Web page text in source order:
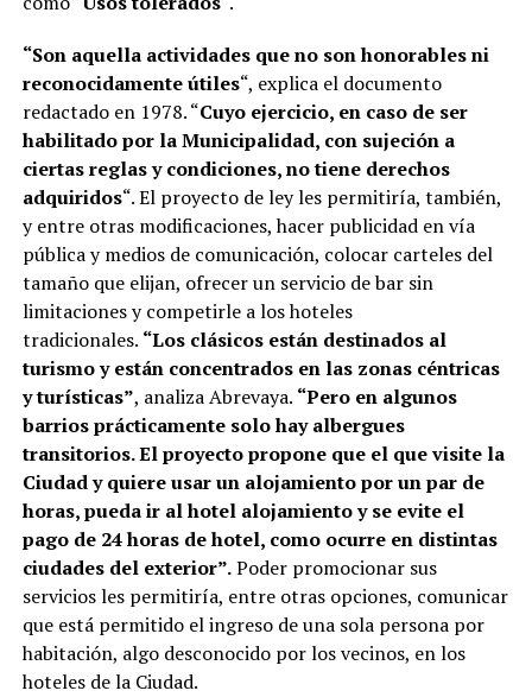
“Son aquella actividades que no son honorables ni
reconocidamente útiles“, explica el documento
redactado en 1978. “Cuyo ejercicio, en caso de ser
habilitado por la Municipalidad, con sujeción a
ciertas reglas y condiciones, no tiene derechos
adquiridos“. El proyecto de ley les permitiría, también,
y entre otras modificaciones, hacer publicidad en vía
pública y medios de comunicación, colocar carteles del
tamaño que elijan, ofrecer un servicio de bar sin
limitaciones y competirle a los hoteles
tradicionales. “Los clásicos están destinados al
turismo y están concentrados en las zonas céntricas
y turísticas”, analiza Abrevaya. “Pero en algunos
barrios prácticamente solo hay albergues
transitorios. El proyecto propone que el que visite la
Ciudad y quiere usar un alojamiento por un par de
horas, pueda ir al hotel alojamiento y se evite el
pago de 24 horas de hotel, como ocurre en distintas
ciudades del exterior”.Poder promocionar sus
servicios les permitiría, entre otras opciones, comunicar
que está permitido el ingreso de una sola persona por
habitación, algo desconocido por los vecinos, en los
hoteles de la Ciudad.